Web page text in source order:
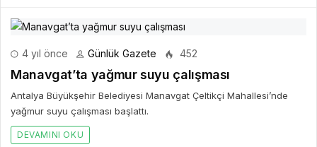
4 yıl önce Günlük Gazete 452
Manavgat’ta yağmur suyu çalışması
Antalya Büyükşehir Belediyesi Manavgat Çeltikçi Mahallesi’nde
yağmur suyu çalışması başlattı.
DEVAMINI OKU